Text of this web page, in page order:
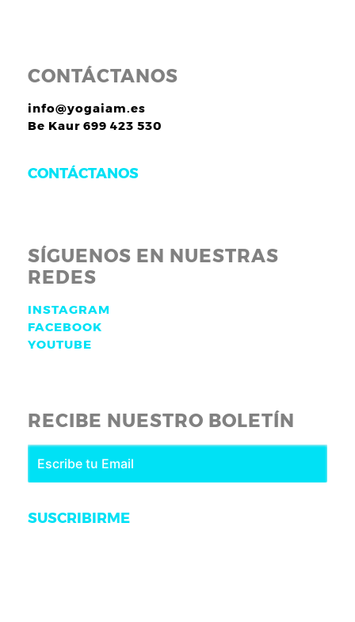
CONTÁCTANOS
info@yogaiam.es
Be Kaur 699 423 530
CONTÁCTANOS
SÍGUENOS EN NUESTRAS
REDES
INSTAGRAM
FACEBOOK
YOUTUBE
RECIBE NUESTRO BOLETÍN
SUSCRIBIRME